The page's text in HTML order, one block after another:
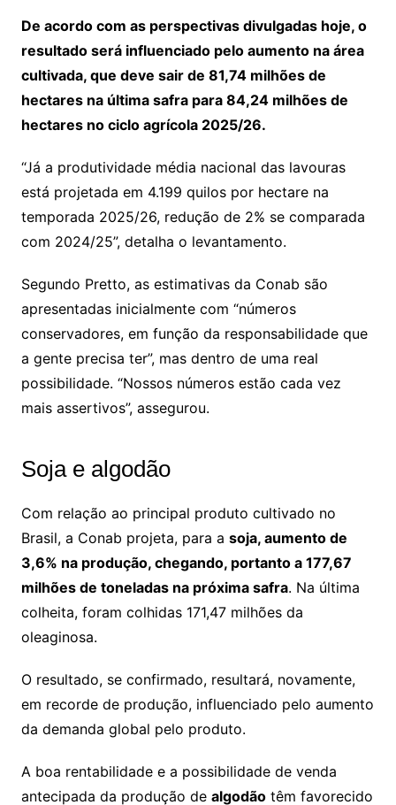
De acordo com as perspectivas divulgadas hoje, o
resultado será influenciado pelo aumento na área
cultivada, que deve sair de 81,74 milhões de
hectares na última safra para 84,24 milhões de
hectares no ciclo agrícola 2025/26.
“Já a produtividade média nacional das lavouras
está projetada em 4.199 quilos por hectare na
temporada 2025/26, redução de 2% se comparada
com 2024/25”, detalha o levantamento.
Segundo Pretto, as estimativas da Conab são
apresentadas inicialmente com “números
conservadores, em função da responsabilidade que
a gente precisa ter”, mas dentro de uma real
possibilidade. “Nossos números estão cada vez
mais assertivos”, assegurou.
Soja e algodão
Com relação ao principal produto cultivado no
Brasil, a Conab projeta, para a soja, aumento de
3,6% na produção, chegando, portanto a 177,67
milhões de toneladas na próxima safra. Na última
colheita, foram colhidas 171,47 milhões da
oleaginosa.
O resultado, se confirmado, resultará, novamente,
em recorde de produção, influenciado pelo aumento
da demanda global pelo produto.
A boa rentabilidade e a possibilidade de venda
antecipada da produção de algodãotêm favorecido